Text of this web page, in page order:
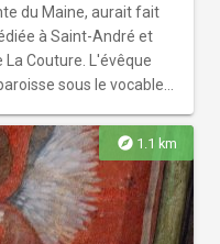
siècle sont une
de détente en
du Maine, aurait fait
à Saint-André et
Couture. L'évêque
sous le vocable
puis agrandie en
Maine avec
du transept, et au
côté sud, l'élévation de
fut
explore 1.1 km